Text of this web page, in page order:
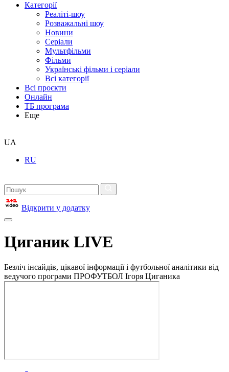
Категорії
Реаліті-шоу
Розважальні шоу
Новини
Серіали
Мультфільми
Фільми
Українські фільми і серіали
Всі категорії
Всі проєкти
Онлайн
ТБ програма
Еще
UA
RU
Відкрити у додатку
Циганик LIVE
Безліч інсайдів, цікавої інформації і футбольної аналітики від
ведучого програми ПРОФУТБОЛ Ігоря Циганика